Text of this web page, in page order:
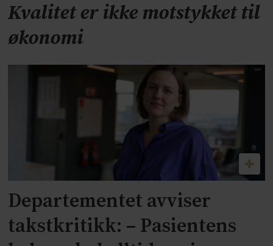
Kvalitet er ikke motstykket til
økonomi
Departementet avviser
takstkritikk: – Pasientens